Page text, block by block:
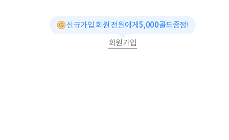
신규가입 회원 전원에게5,000골드증정!
회원가입